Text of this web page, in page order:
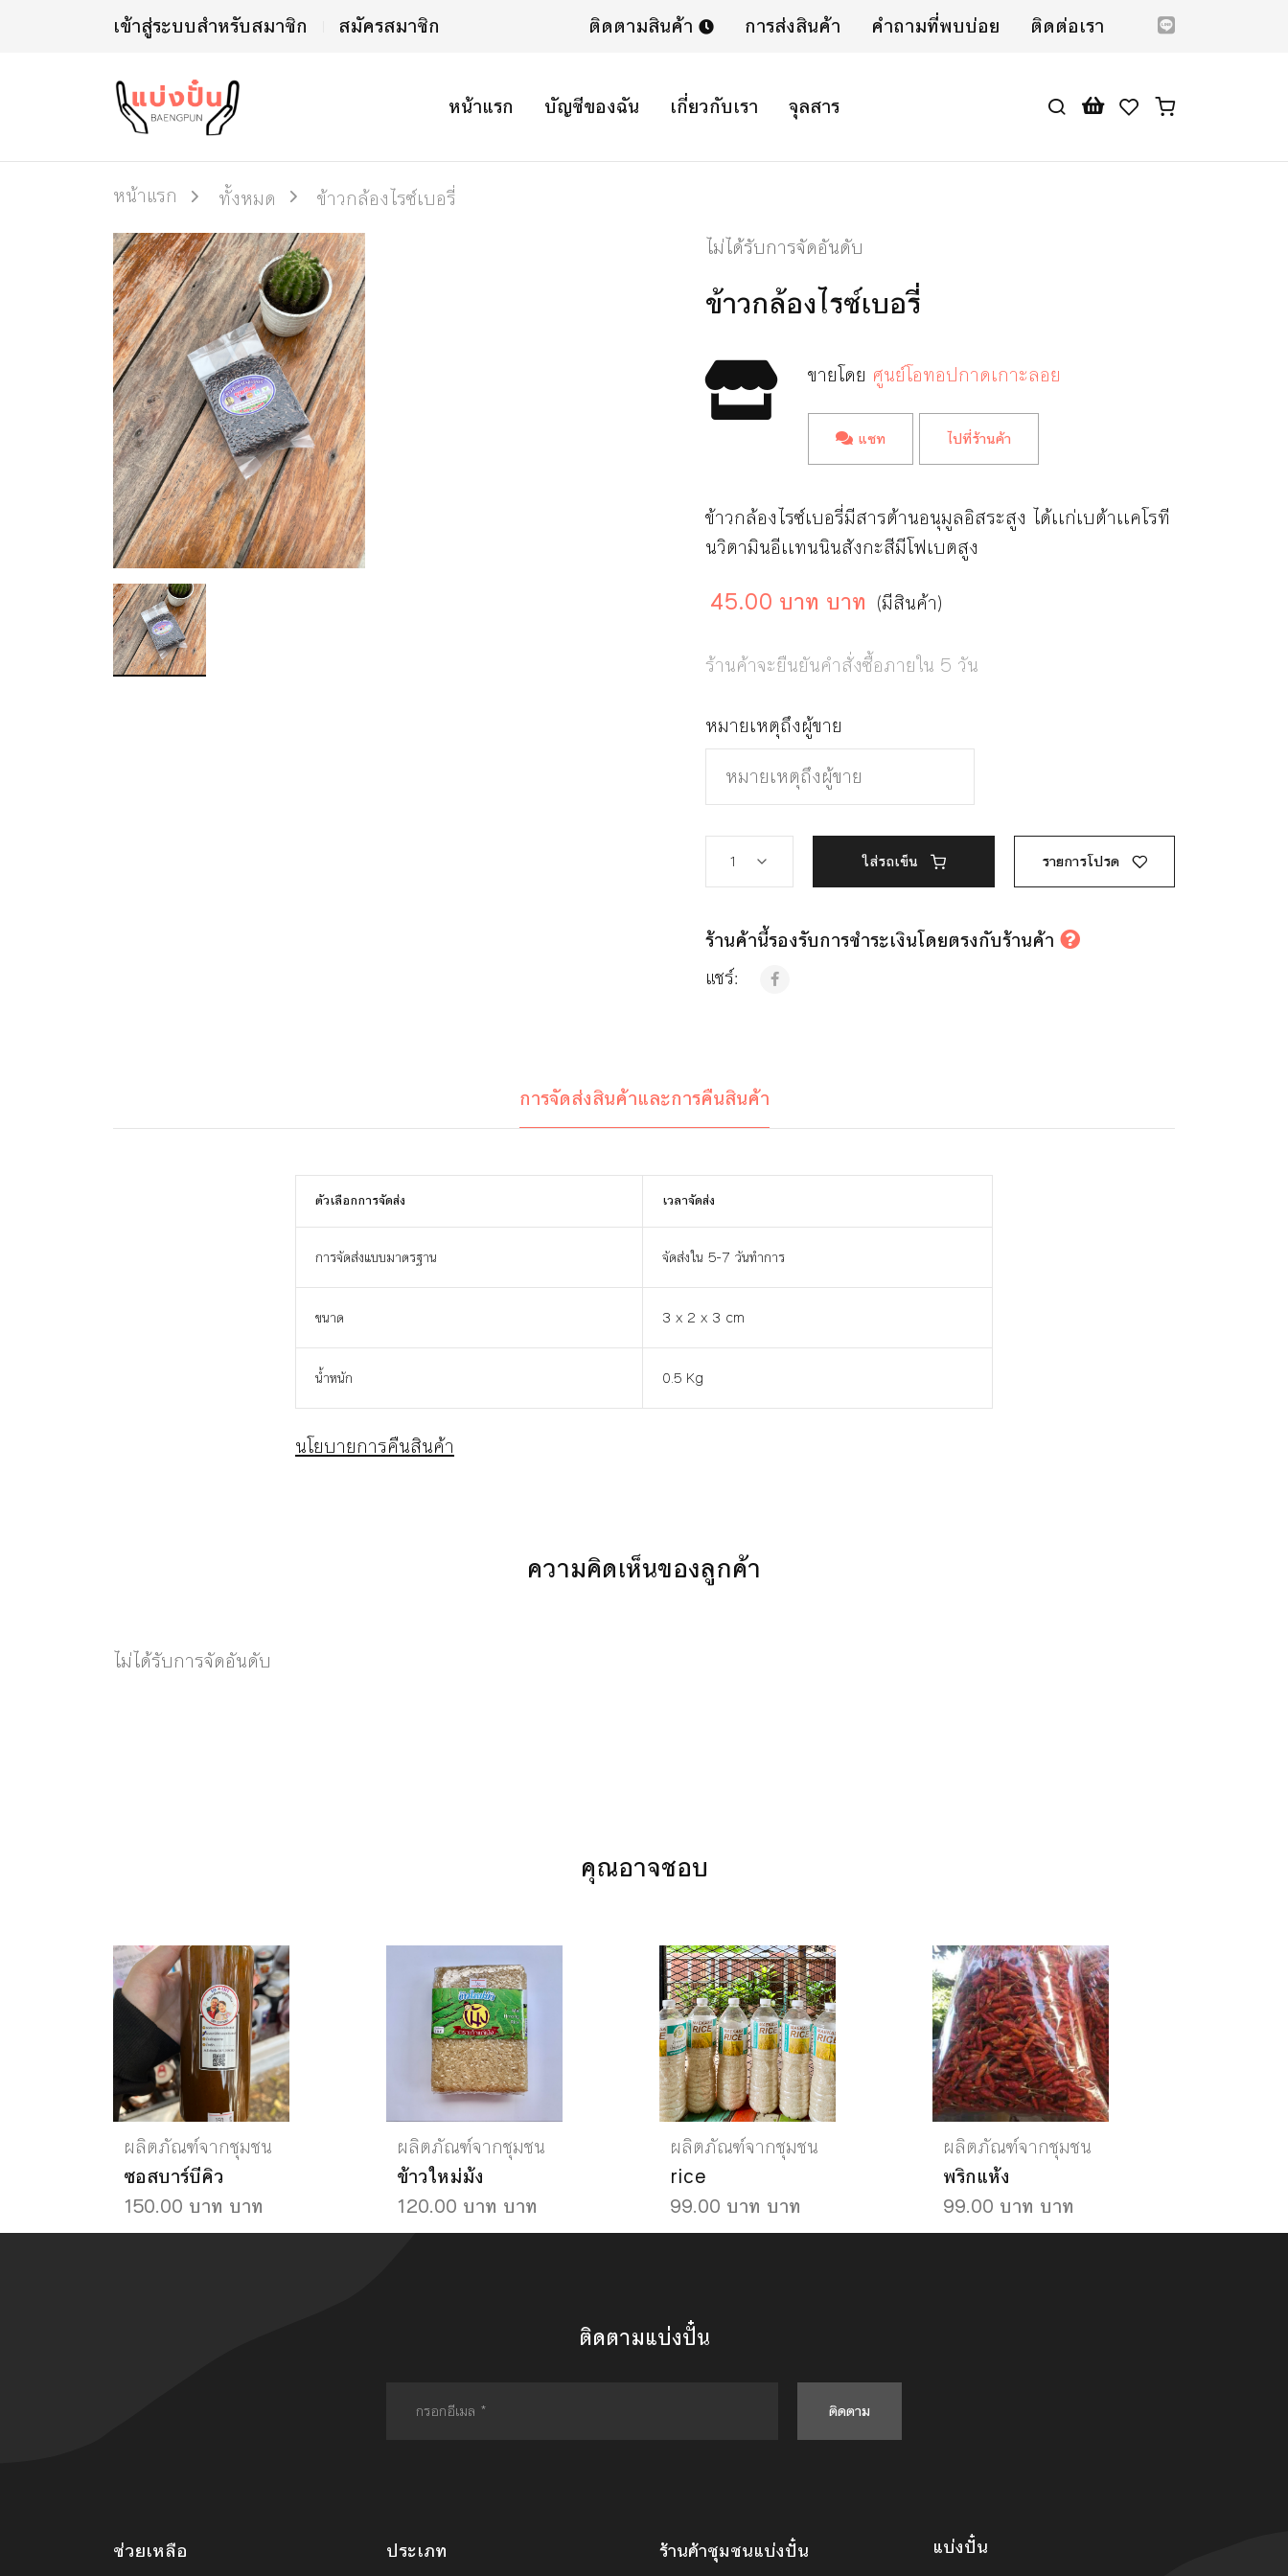
เข้าสู่ระบบสำหรับสมาชิก สมัครสมาชิก ติดตามสินค้า การส่งสินค้า คำถามที่พบบ่อย ติดต่อเรา
หน้าแรก บัญชีของฉัน เกี่ยวกับเรา จุลสาร
หน้าแรก ทั้งหมด
ข้าวกล้องไรซ์เบอรี่
ไม่ได้รับการจัดอันดับ
ข้าวกล้องไรซ์เบอรี่
ขายโดย ศูนย์โอทอปกาดเกาะลอย
แชท ไปที่ร้านค้า
ข้าวกล้องไรซ์เบอรี่มีสารต้านอนุมูลอิสระสูง ได้เเก่เบต้าเเคโรที
นวิตามินอีเเทนนินสังกะสีมีโฟเบตสูง
45.00 บาท บาท (มีสินค้า)
ร้านค้าจะยืนยันคำสั่งซื้อภายใน 5 วัน
หมายเหตุถึงผู้ขาย
ใส่รถเข็น รายการโปรด
ร้านค้านี้รองรับการชำระเงินโดยตรงกับร้านค้า
แชร์:
การจัดส่งสินค้าและการคืนสินค้า
ตัวเลือกการจัดส่ง เวลาจัดส่ง
การจัดส่งแบบมาตรฐาน จัดส่งใน 5-7 วันทำการ
ขนาด 3 x 2 x 3 cm
น้ำหนัก 0.5 Kg
นโยบายการคืนสินค้า
ความคิดเห็นของลูกค้า
ไม่ได้รับการจัดอันดับ
คุณอาจชอบ
ผลิตภัณฑ์จากชุมชน
ซอสบาร์บีคิว
150.00 บาท บาท
ผลิตภัณฑ์จากชุมชน
ข้าวใหม่ม้ง
120.00 บาท บาท
ผลิตภัณฑ์จากชุมชน
rice
99.00 บาท บาท
ผลิตภัณฑ์จากชุมชน
พริกแห้ง
99.00 บาท บาท
ติดตามแบ่งปั๋น
ติดตาม
ช่วยเหลือ ประเภท ร้านค้าชุมชนแบ่งปั๋น
แบ่งปั๋น